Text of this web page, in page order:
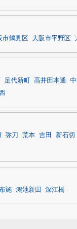
市鶴見区 大阪市平野区
足代新町 高井田本通
弥刀 荒本 吉田 新石切
施 鴻池新田 深江橋